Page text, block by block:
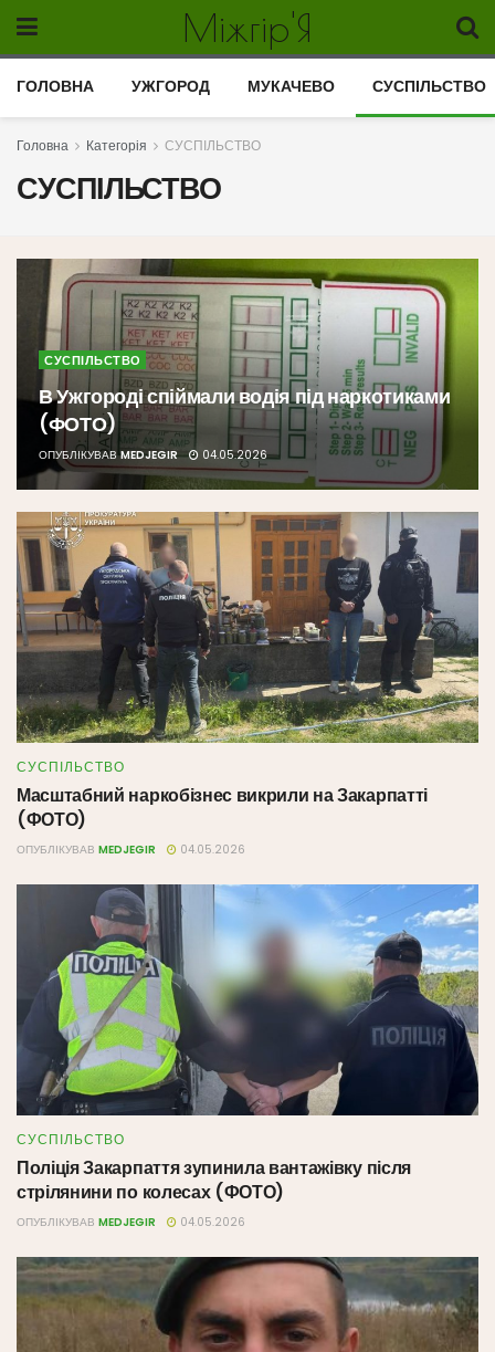
Міжгір'Я
ГОЛОВНА УЖГОРОД МУКАЧЕВО СУСПІЛЬСТВО
Головна Категорія СУСПІЛЬСТВО
СУСПІЛЬСТВО
СУСПІЛЬСТВО
В Ужгороді спіймали водія під наркотиками
(ФОТО)
ОПУБЛІКУВАВ MEDJEGIR 04.05.2026
СУСПІЛЬСТВО
Масштабний наркобізнес викрили на Закарпатті
(ФОТО)
ОПУБЛІКУВАВ MEDJEGIR 04.05.2026
СУСПІЛЬСТВО
Поліція Закарпаття зупинила вантажівку після
стрілянини по колесах (ФОТО)
ОПУБЛІКУВАВ MEDJEGIR 04.05.2026